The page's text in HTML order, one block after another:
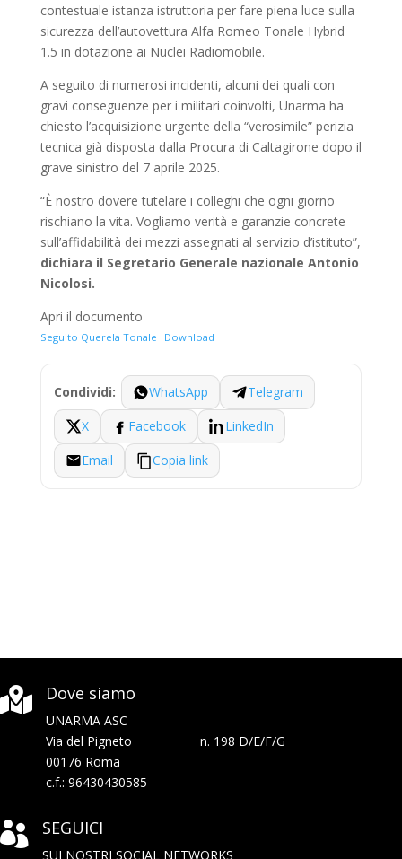
contestuale istanza istruttoria per fare piena luce sulla
sicurezza dell’autovettura Alfa Romeo Tonale Hybrid
1.5 in dotazione ai Nuclei Radiomobile.
A seguito di numerosi incidenti, alcuni dei quali con
gravi conseguenze per i militari coinvolti, Unarma ha
chiesto l’acquisizione urgente della “verosimile” perizia
tecnica già disposta dalla Procura di Caltagirone dopo il
grave sinistro del 7 aprile 2025.
“È nostro dovere tutelare i colleghi che ogni giorno
rischiano la vita. Vogliamo verità e garanzie concrete
sull’affidabilità dei mezzi assegnati al servizio d’istituto”,
dichiara il Segretario Generale nazionale Antonio
Nicolosi.
Apri il documento
Seguito Querela Tonale Download
Condividi: WhatsApp
Telegram
X
Facebook
LinkedIn
Email
Copia link
 Dove siamo
UNARMA ASC
Via del Pigneto n. 198 D/E/F/G
00176 Roma
c.f.: 96430430585
 SEGUICI
SUI NOSTRI SOCIAL NETWORKS